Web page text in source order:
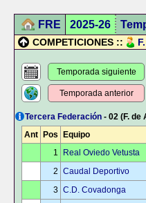
FRE 2025-26
COMPETICIONES ::
Temporada siguiente
Temporada anterior
Tercera Federación - 02 (F. de
Ant
Pos Equipo
1
Real Oviedo Vetusta
2 Caudal Deportivo
3 C.D. Covadonga